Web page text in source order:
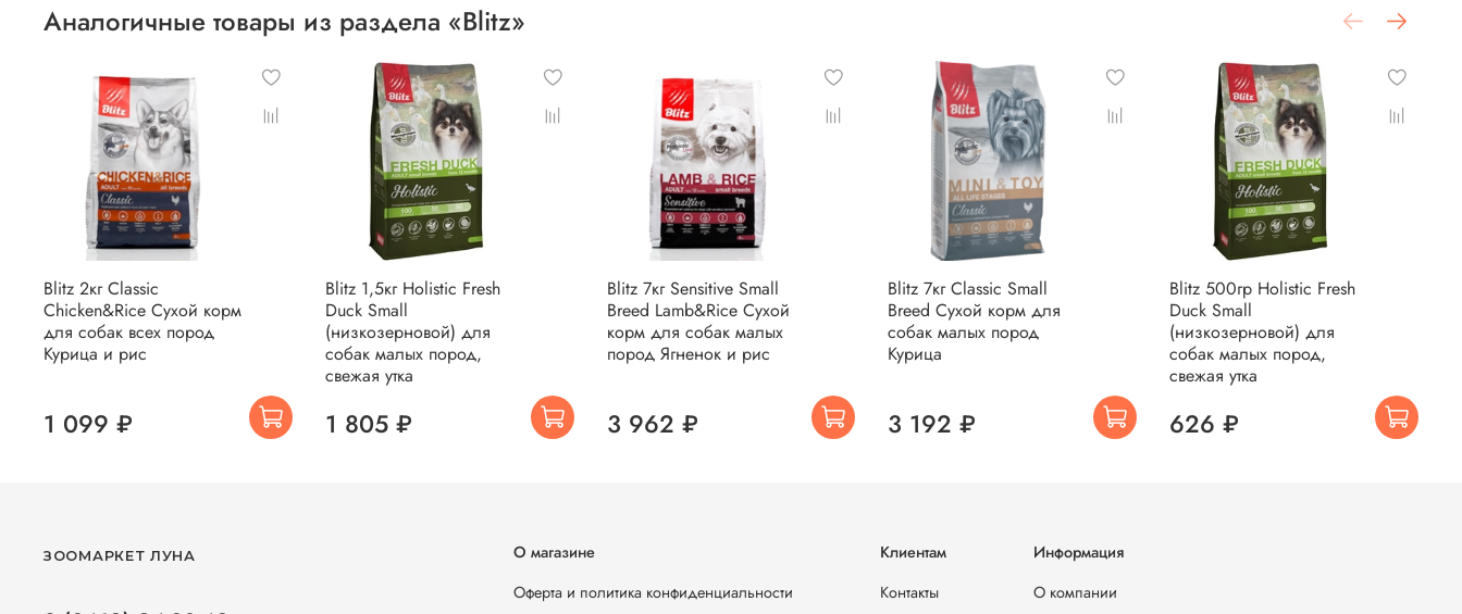
Аналогичные товары из раздела «Blitz»
Blitz 2кг Classic
Chicken&Rice Сухой корм
для собак всех пород
Курица и рис
1 099 ₽
Blitz 1,5кг Holistic Fresh
Duck Small
(низкозерновой) для
собак малых пород,
свежая утка
1 805 ₽
Blitz 7кг Sensitive Small
Breed Lamb&Rice Сухой
корм для собак малых
пород Ягненок и рис
3 962 ₽
Blitz 7кг Classic Small
Breed Сухой корм для
собак малых пород
Курица
3 192 ₽
Blitz 500гр Holistic Fresh
Duck Small
(низкозерновой) для
собак малых пород,
свежая утка
626 ₽
О магазине
Оферта и политика конфиденциальности
Клиентам
Контакты
Информация
О компании
ЗООМАРКЕТ ЛУНА